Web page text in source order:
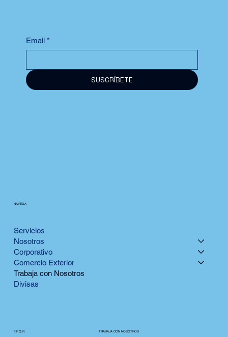
Email *
SUSCRÍBETE
Servicios
Nosotros
Corporativo
Comercio Exterior
Trabaja con Nosotros
Divisas
NAVEGA
F.P.Q.R. TRABAJA CON NOSOTROS